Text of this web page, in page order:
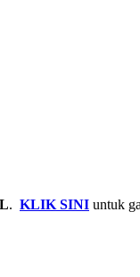
. KLIK SINI untuk